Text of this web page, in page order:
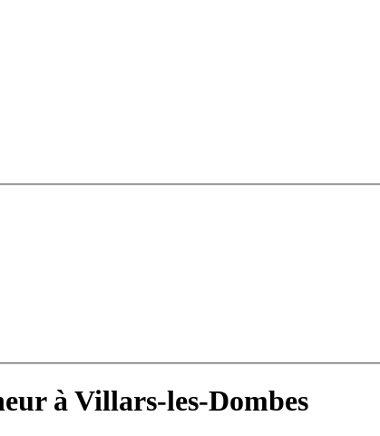
à Villars-les-Dombes